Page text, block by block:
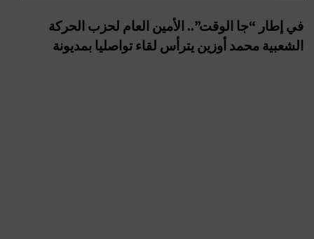
في إطار “جا الوقت”.. الأمين العام لحزب الحركة
الشعبية محمد أوزين يترأس لقاء تواصليا بمديونة